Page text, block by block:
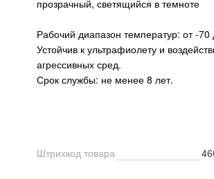
прозрачный, светящийся в темноте
Рабочий диапазон температур: от -
Устойчив к ультрафиолету и
агрессивных сред.
Срок службы: не менее 8 лет.
Штрихкод товара